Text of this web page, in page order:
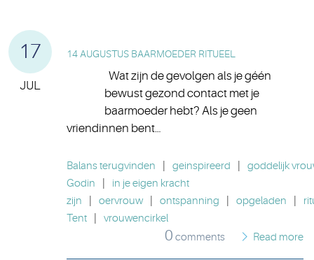
17
JUL
14 AUGUSTUS BAARMOEDER RITUEEL
Wat zijn de gevolgen als je géén
bewust gezond contact met je
baarmoeder hebt? Als je geen
vriendinnen bent…
Balans terugvinden geinspireerd
goddelijk
Godin
in je eigen kracht
zijn
oervrouw ontspanning opgeladen
Tent
vrouwencirkel
0 comments Read more